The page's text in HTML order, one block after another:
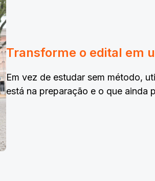
Transforme o edital em
Em vez de estudar sem método,
está na preparação e o que ainda